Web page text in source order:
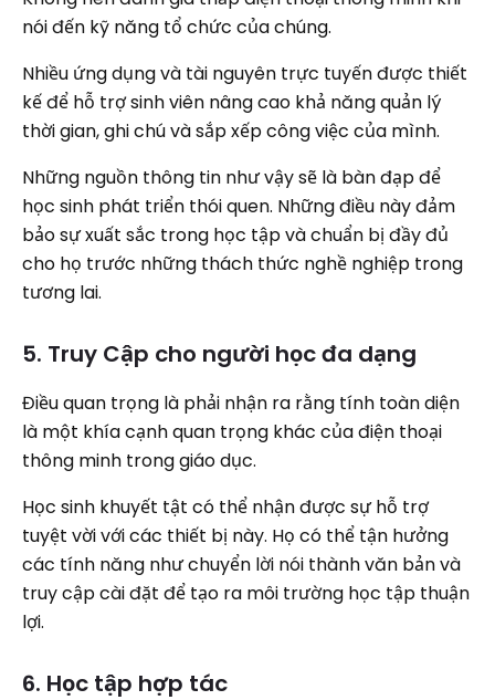
nói đến kỹ năng tổ chức của chúng.
Nhiều ứng dụng và tài nguyên trực tuyến được thiết
kế để hỗ trợ sinh viên nâng cao khả năng quản lý
thời gian, ghi chú và sắp xếp công việc của mình.
Những nguồn thông tin như vậy sẽ là bàn đạp để
học sinh phát triển thói quen. Những điều này đảm
bảo sự xuất sắc trong học tập và chuẩn bị đầy đủ
cho họ trước những thách thức nghề nghiệp trong
tương lai.
5. Truy Cập cho người học đa dạng
Điều quan trọng là phải nhận ra rằng tính toàn diện
là một khía cạnh quan trọng khác của điện thoại
thông minh trong giáo dục.
Học sinh khuyết tật có thể nhận được sự hỗ trợ
tuyệt vời với các thiết bị này. Họ có thể tận hưởng
các tính năng như chuyển lời nói thành văn bản và
truy cập cài đặt để tạo ra môi trường học tập thuận
lợi.
6. Học tập hợp tác